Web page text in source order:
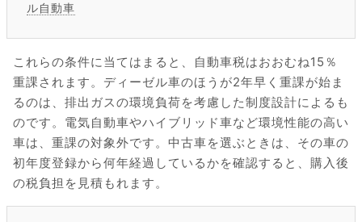
ル自動車
これらの条件に当てはまると、自動車税はおおむね15％
重課されます。ディーゼル車のほうが2年早く重課が始ま
るのは、排出ガスの環境負荷を考慮した制度設計によるも
のです。電気自動車やハイブリッド車など環境性能の高い
車は、重課の対象外です。中古車を選ぶときは、その車の
初年度登録から何年経過しているかを確認すると、購入後
の税負担を見積もれます。